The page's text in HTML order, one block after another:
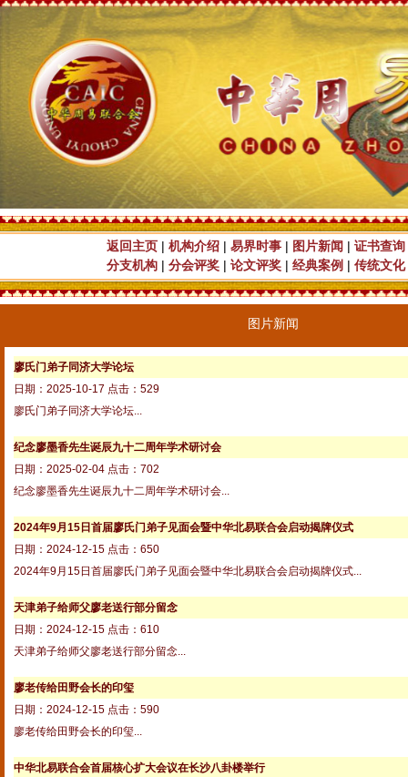
返回主页 | 机构介绍 | 易界时事 | 图片新闻 | 证书查询
分支机构 | 分会评奖 | 论文评奖 | 经典案例 | 传统文化
图片新闻
廖氏门弟子同济大学论坛
日期：2025-10-17 点击：529
廖氏门弟子同济大学论坛...
纪念廖墨香先生诞辰九十二周年学术研讨会
日期：2025-02-04 点击：702
纪念廖墨香先生诞辰九十二周年学术研讨会...
2024年9月15日首届廖氏门弟子见面会暨中华北易联合会启动揭牌仪式
日期：2024-12-15 点击：650
2024年9月15日首届廖氏门弟子见面会暨中华北易联合会启动揭牌仪式...
天津弟子给师父廖老送行部分留念
日期：2024-12-15 点击：610
天津弟子给师父廖老送行部分留念...
廖老传给田野会长的印玺
日期：2024-12-15 点击：590
廖老传给田野会长的印玺...
中华北易联合会首届核心扩大会议在长沙八卦楼举行